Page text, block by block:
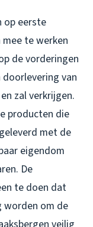
op eerste
te werken
de vorderingen
van
zal verkrijgen.
producten die
met de
eigendom
De
te doen dat
worden om de